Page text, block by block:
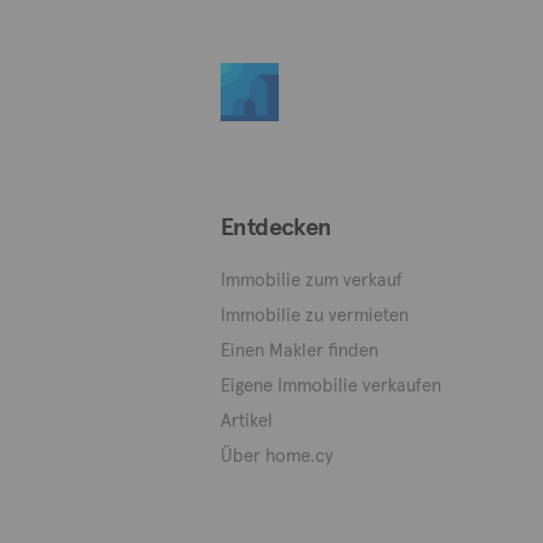
Entdecken
Immobilie zum verkauf
Immobilie zu vermieten
Einen Makler finden
Eigene Immobilie verkaufen
Artikel
Über home.cy